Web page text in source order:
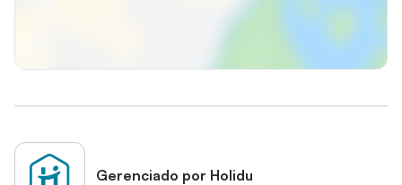
Gerenciado por Holidu